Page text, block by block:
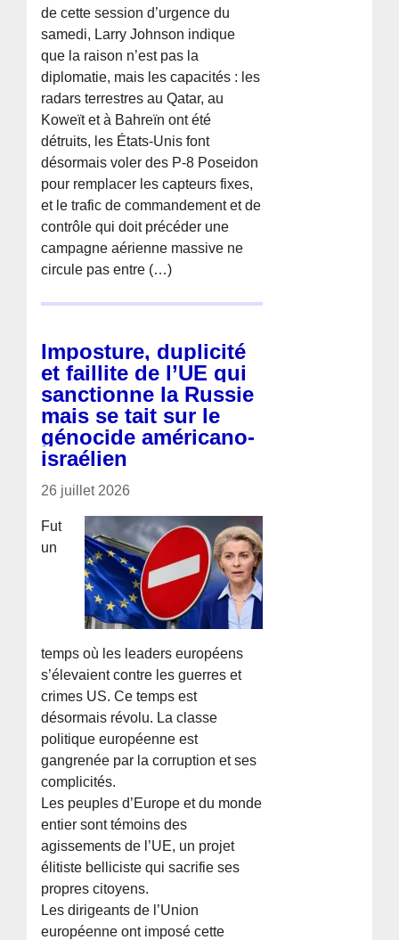
de cette session d’urgence du
samedi, Larry Johnson indique
que la raison n’est pas la
diplomatie, mais les capacités : les
radars terrestres au Qatar, au
Koweït et à Bahreïn ont été
détruits, les États-Unis font
désormais voler des P-8 Poseidon
pour remplacer les capteurs fixes,
et le trafic de commandement et de
contrôle qui doit précéder une
campagne aérienne massive ne
circule pas entre (…)
Imposture, duplicité
et faillite de l’UE qui
sanctionne la Russie
mais se tait sur le
génocide américano-
israélien
26 juillet 2026
Fut
un
temps où les leaders européens
s’élevaient contre les guerres et
crimes US. Ce temps est
désormais révolu. La classe
politique européenne est
gangrenée par la corruption et ses
complicités.
Les peuples d’Europe et du monde
entier sont témoins des
agissements de l’UE, un projet
élitiste belliciste qui sacrifie ses
propres citoyens.
Les dirigeants de l’Union
européenne ont imposé cette